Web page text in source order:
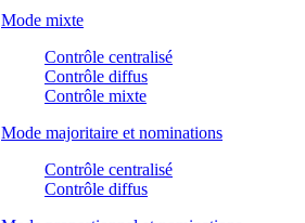
Mode mixte
Contrôle centralisé
Contrôle diffus
Contrôle mixte
Mode majoritaire et nominations
Contrôle centralisé
Contrôle diffus